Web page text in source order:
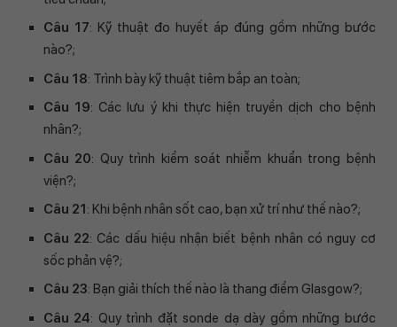
Câu 17: Kỹ thuật đo huyết áp đúng gồm những bước
nào?;
Câu 18: Trình bày kỹ thuật tiêm bắp an toàn;
Câu 19: Các lưu ý khi thực hiện truyền dịch cho bệnh
nhân?;
Câu 20: Quy trình kiểm soát nhiễm khuẩn trong bệnh
viện?;
Câu 21: Khi bệnh nhân sốt cao, bạn xử trí như thế nào?;
Câu 22: Các dấu hiệu nhận biết bệnh nhân có nguy cơ
sốc phản vệ?;
Câu 23: Bạn giải thích thế nào là thang điểm Glasgow?;
Câu 24: Quy trình đặt sonde dạ dày gồm những bước